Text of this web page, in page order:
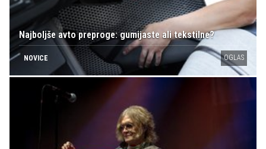
Najboljše avto preproge: gumijaste ali tekstilne?
NOVICE OGLAS